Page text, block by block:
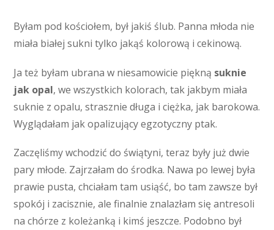
Byłam pod kościołem, był jakiś ślub. Panna młoda nie
miała białej sukni tylko jakąś kolorową i cekinową.
Ja też byłam ubrana w niesamowicie piękną suknie
jak opal, we wszystkich kolorach, tak jakbym miała
suknie z opalu, strasznie długa i ciężka, jak barokowa.
Wyglądałam jak opalizujący egzotyczny ptak.
Zaczęliśmy wchodzić do świątyni, teraz były już dwie
pary młode. Zajrzałam do środka. Nawa po lewej była
prawie pusta, chciałam tam usiąść, bo tam zawsze był
spokój i zacisznie, ale finalnie znalazłam się antresoli
na chórze z koleżanką i kimś jeszcze. Podobno był